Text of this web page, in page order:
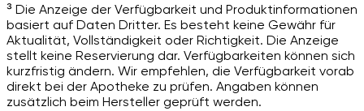
³ Die Anzeige der Verfügbarkeit und Produktinformationen
basiert auf Daten Dritter. Es besteht keine Gewähr für
Aktualität, Vollständigkeit oder Richtigkeit. Die Anzeige
stellt keine Reservierung dar. Verfügbarkeiten können sich
kurzfristig ändern. Wir empfehlen, die Verfügbarkeit vorab
direkt bei der Apotheke zu prüfen. Angaben können
zusätzlich beim Hersteller geprüft werden.